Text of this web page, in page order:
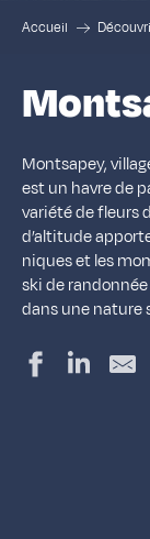
Accueil
Montsapey,
est un havre de
variété de fleurs
d’altitude
niques et les
ski de
dans une nature